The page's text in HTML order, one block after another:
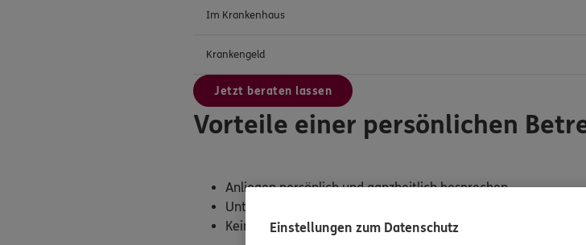
Im Krankenhaus
Krankengeld
Jetzt beraten lassen
Vorteile einer persönlichen
Anliegen persönlich und ganzheitlich besprechen
Unterstützung bei der Regulierung von Schäden
Keine Einschränkung in der Nutzung des digitalen Service-
Einstellungen zum Datenschutz